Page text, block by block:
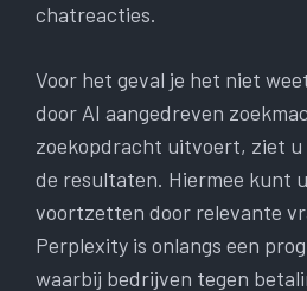
chatreacties.
Voor het geval je het niet
door AI aangedreven
zoekopdracht uitvoert, ziet
de resultaten. Hiermee kunt
voortzetten door relevante
Perplexity is onlangs een
waarbij bedrijven tegen